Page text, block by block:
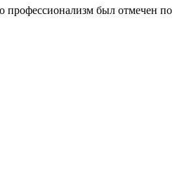
был отмечен по